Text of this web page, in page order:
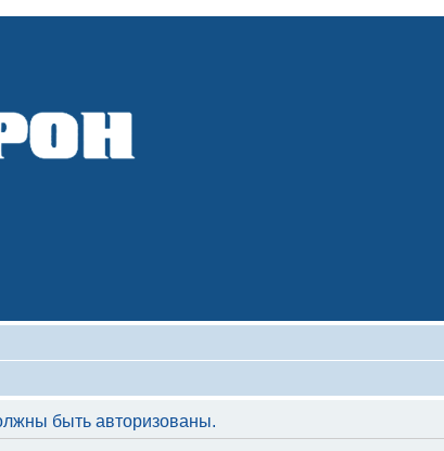
быть авторизованы.